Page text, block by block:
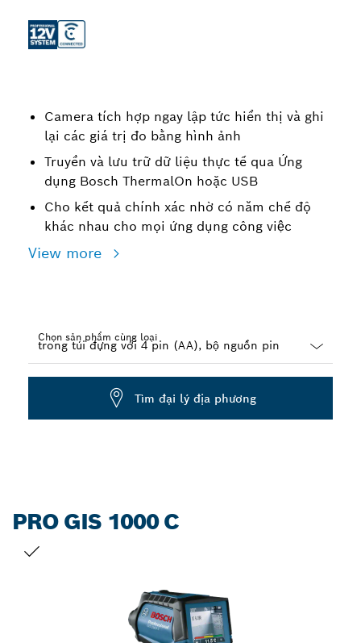
Camera tích hợp ngay lập tức hiển thị và ghi
lại các giá trị đo bằng hình ảnh
Truyền và lưu trữ dữ liệu thực tế qua Ứng
dụng Bosch ThermalOn hoặc USB
Cho kết quả chính xác nhờ có năm chế độ
khác nhau cho mọi ứng dụng công việc
View more
Chọn sản phẩm cùng loại
Tìm đại lý địa phương
PRO GIS 1000 C